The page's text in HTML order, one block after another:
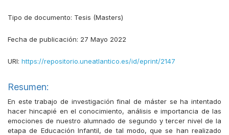
Tipo de documento: Tesis (Masters)
Fecha de publicación: 27 Mayo 2022
URI: https://repositorio.uneatlantico.es/id/eprint/2147
Resumen:
En este trabajo de investigación final de máster se ha intentado
hacer hincapié en el conocimiento, análisis e importancia de las
emociones de nuestro alumnado de segundo y tercer nivel de la
etapa de Educación Infantil, de tal modo, que se han realizado